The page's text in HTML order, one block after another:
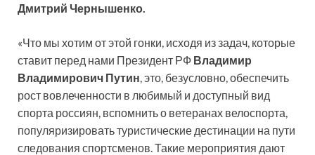
Дмитрий Чернышенко.
«Что мы хотим от этой гонки, исходя из задач, которые
ставит перед нами Президент РФ Владимир
Владимирович Путин , это, безусловно, обеспечить
рост вовлеченности в любимый и доступный вид
спорта россиян, вспомнить о ветеранах велоспорта,
популяризировать туристические дестинации на пути
следования спортсменов. Такие мероприятия дают